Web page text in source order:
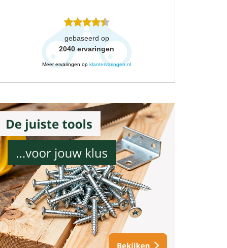
gebaseerd op
2040 ervaringen
Meer ervaringen op klantervaringen.nl